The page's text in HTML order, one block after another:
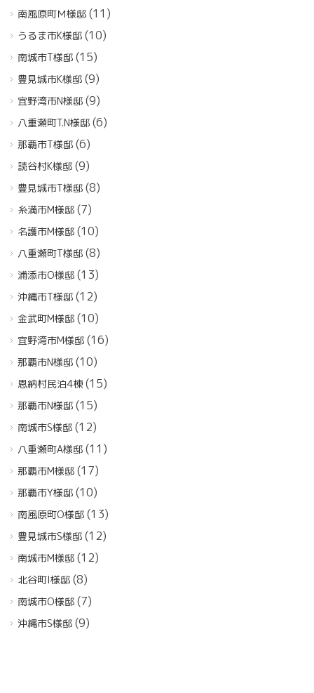
南風原町Ｍ様邸 (11)
うるま市K様邸 (10)
南城市T様邸 (15)
豊見城市K様邸 (9)
宜野湾市N様邸 (9)
八重瀬町T.N様邸 (6)
那覇市T様邸 (6)
読谷村K様邸 (9)
豊見城市T様邸 (8)
糸満市M様邸 (7)
名護市M様邸 (10)
八重瀬町T様邸 (8)
浦添市O様邸 (13)
沖縄市T様邸 (12)
金武町M様邸 (10)
宜野湾市M様邸 (16)
那覇市N様邸 (10)
恩納村民泊4棟(15)
那覇市N様邸 (15)
南城市S様邸 (12)
八重瀬町A様邸 (11)
那覇市M様邸 (17)
那覇市Y様邸 (10)
南風原町O様邸 (13)
豊見城市S様邸 (12)
南城市M様邸 (12)
北谷町I様邸 (8)
南城市O様邸 (7)
沖縄市S様邸 (9)